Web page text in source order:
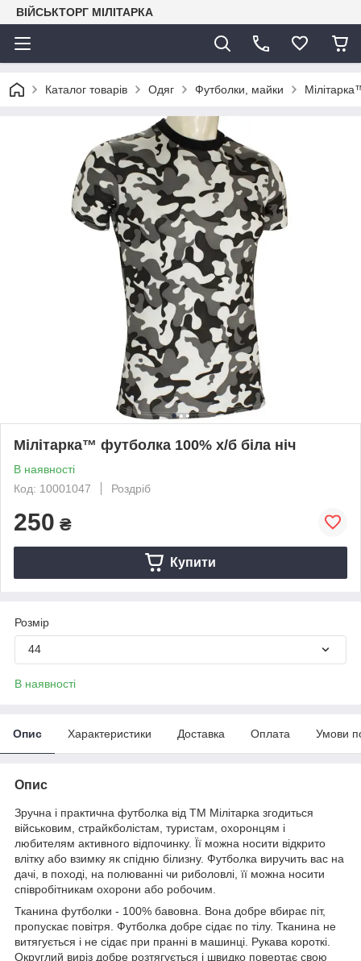
ВІЙСЬКТОРГ МІЛІТАРКА
Каталог товарів Одяг Футболки, майки
Мілітарка™ футболка 100% х/б біла ніч
В наявності
Код: 10001047
Роздріб
250 ₴
Купити
Розмір
44
В наявності
Опис Характеристики Доставка Оплата Умови
Опис
Зручна і практична футболка від ТМ Мілітарка згодиться
військовим, страйкболістам, туристам, охоронцям і
любителям активного відпочинку. Її можна носити відкрито
влітку або взимку як спідню білизну. Футболка виручить вас на
дачі, в поході, на полюванні чи риболовлі, її можна носити
співробітникам охорони або робочим.
Тканина футболки - 100% бавовна. Вона добре вбирає піт,
пропускає повітря. Футболка добре сідає по тілу. Тканина не
витягується і не сідає при пранні в машинці. Рукава короткі.
Округлий виріз добре розтягується і швидко повертає свою